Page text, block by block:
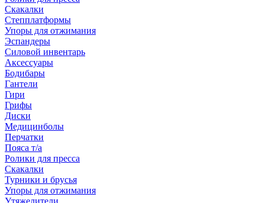
Скакалки
Степплатформы
Упоры для отжимания
Эспандеры
Силовой инвентарь
Аксессуары
Бодибары
Гантели
Гири
Грифы
Диски
Медицинболы
Перчатки
Пояса т/а
Ролики для пресса
Скакалки
Турники и брусья
Упоры для отжимания
Утяжелители